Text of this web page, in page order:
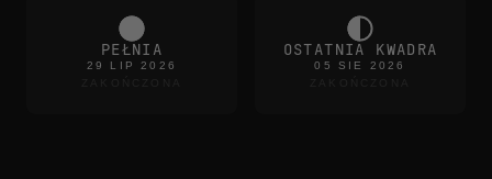
PEŁNIA
29 LIP 2026
OSTATNIA KWADRA
05 SIE 2026